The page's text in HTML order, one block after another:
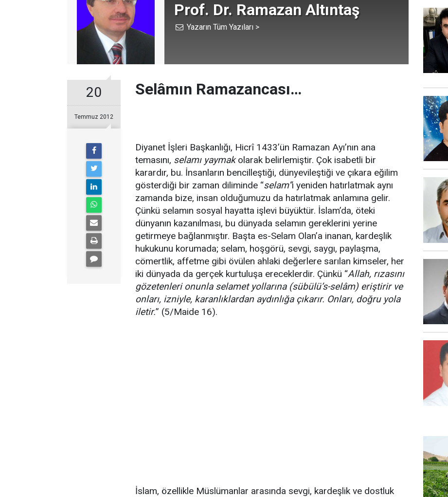
Prof. Dr. Ramazan Altıntaş
Yazarın Tüm Yazıları >
20
Temmuz 2012
Selâmın Ramazancası…
Diyanet İşleri Başkanlığı, Hicrî 1433’ün Ramazan Ayı’nın ana
temasını, selamı yaymakolarak belirlemiştir. Çok isabetli bir
karardır, bu. İnsanların bencilleştiği, dünyevileştiği ve çıkara eğilim
gösterdiği bir zaman diliminde “selam”ı yeniden hatırlatmak aynı
zamanda bize, insan olduğumuzu da hatırlatmak anlamına gelir.
Çünkü selamın sosyal hayatta işlevi büyüktür. İslam’da, öteki
dünyanın kazanılması, bu dünyada selamın gereklerini yerine
getirmeye bağlanmıştır. Başta es-Selam Olan’a inanan, kardeşlik
hukukunu korumada; selam, hoşgörü, sevgi, saygı, paylaşma,
cömertlik, affetme gibi övülen ahlaki değerlere sarılan kimseler, her
iki dünyada da gerçek kurtuluşa ereceklerdir. Çünkü “Allah, rızasını
gözetenleri onunla selamet yollarına (sübülü’s-selâm) eriştirir ve
onları, izniyle, karanlıklardan aydınlığa çıkarır. Onları, doğru yola
iletir.” (5/Maide 16).
İslam, özellikle Müslümanlar arasında sevgi, kardeşlik ve dostluk